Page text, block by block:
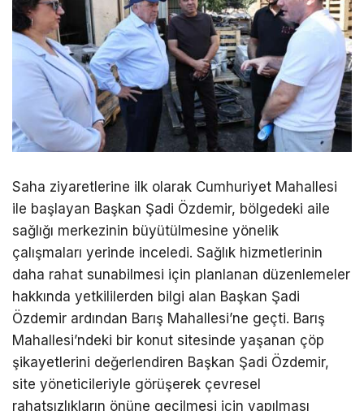
Saha ziyaretlerine ilk olarak Cumhuriyet Mahallesi
ile başlayan Başkan Şadi Özdemir, bölgedeki aile
sağlığı merkezinin büyütülmesine yönelik
çalışmaları yerinde inceledi. Sağlık hizmetlerinin
daha rahat sunabilmesi için planlanan düzenlemeler
hakkında yetkililerden bilgi alan Başkan Şadi
Özdemir ardından Barış Mahallesi’ne geçti. Barış
Mahallesi’ndeki bir konut sitesinde yaşanan çöp
şikayetlerini değerlendiren Başkan Şadi Özdemir,
site yöneticileriyle görüşerek çevresel
rahatsızlıkların önüne geçilmesi için yapılması